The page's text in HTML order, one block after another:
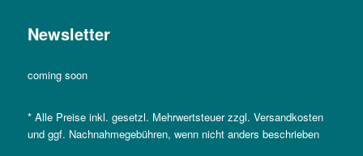
Newsletter
coming soon
* Alle Preise inkl. gesetzl. Mehrwertsteuer zzgl. Versandkosten
und ggf. Nachnahmegebühren, wenn nicht anders beschrieben